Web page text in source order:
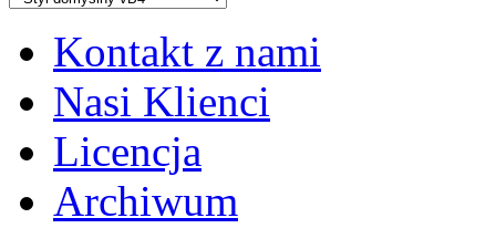
Kontakt z nami
Nasi Klienci
Licencja
Archiwum